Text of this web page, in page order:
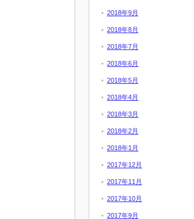
2018年9月
2018年8月
2018年7月
2018年6月
2018年5月
2018年4月
2018年3月
2018年2月
2018年1月
2017年12月
2017年11月
2017年10月
2017年9月